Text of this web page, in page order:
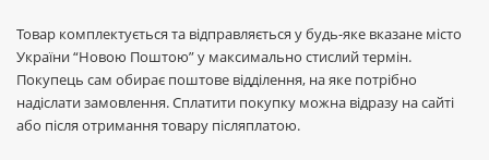
Товар комплектується та відправляється у будь-яке вказане місто
України “Новою Поштою” у максимально стислий термін.
Покупець сам обирає поштове відділення, на яке потрібно
надіслати замовлення. Сплатити покупку можна відразу на сайті
або після отримання товару післяплатою.